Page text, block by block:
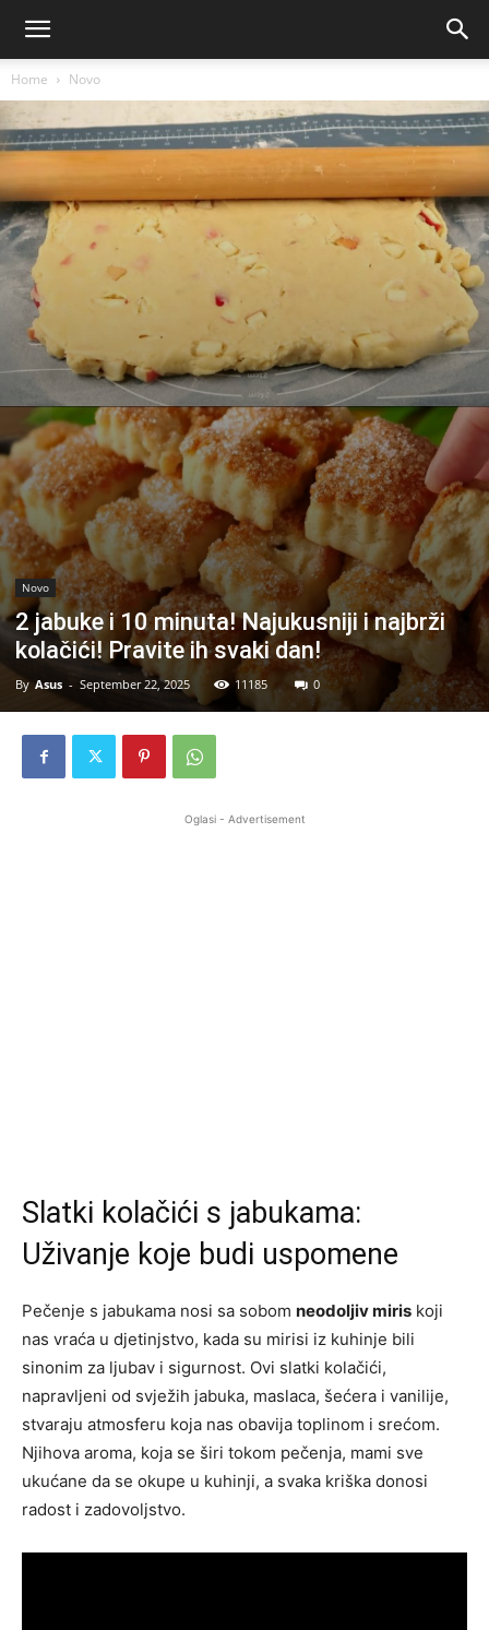
Home Novo
Novo
2 jabuke i 10 minuta! Najukusniji i najbrži
kolačići! Pravite ih svaki dan!
By Asus - September 22, 2025 11185 0
Oglasi - Advertisement
Slatki kolačići s jabukama:
Uživanje koje budi uspomene
Pečenje s jabukama nosi sa sobom neodoljiv miris koji
nas vraća u djetinjstvo, kada su mirisi iz kuhinje bili
sinonim za ljubav i sigurnost. Ovi slatki kolačići,
napravljeni od svježih jabuka, maslaca, šećera i vanilije,
stvaraju atmosferu koja nas obavija toplinom i srećom.
Njihova aroma, koja se širi tokom pečenja, mami sve
ukućane da se okupe u kuhinji, a svaka kriška donosi
radost i zadovoljstvo.